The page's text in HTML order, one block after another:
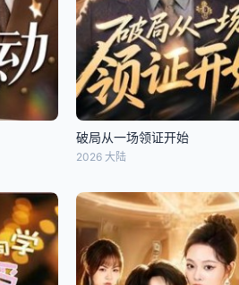
破局从一场领证开始
2026 大陆